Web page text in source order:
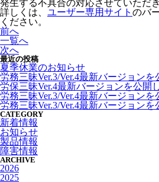
発生する不具合の対応させていただ
詳しくは、 ユーザー専用サイト のバ
ください。
前へ
一覧へ
次へ
最近の投稿
夏季休業のお知らせ
労務三昧Ver.3/Ver.4最新バージョンを
労保三昧Ver.4最新バージョンを公開
労務三昧Ver.3/Ver.4最新バージョンを
労務三昧Ver.3/Ver.4最新バージョンを
CATEGORY
新着情報
お知らせ
製品情報
障害情報
ARCHIVE
2026
2025